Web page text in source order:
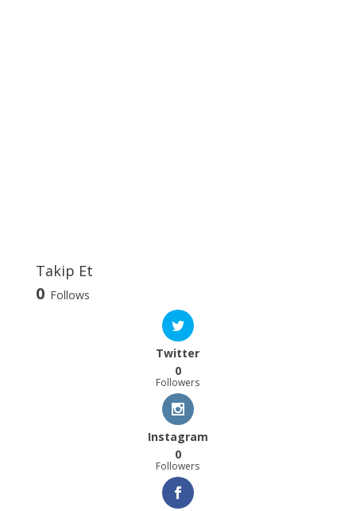
Takip Et
0 Follows
Twitter
0
Followers
Instagram
0
Followers